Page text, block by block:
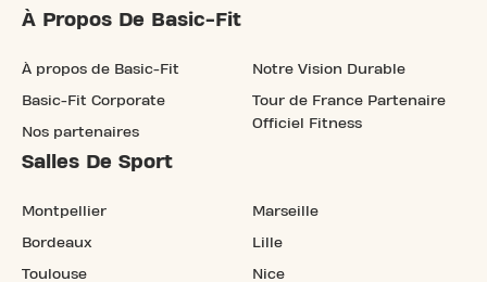
À Propos De Basic-Fit
À propos de Basic-Fit
Basic-Fit Corporate
Nos partenaires
Notre Vision Durable
Tour de France Partenaire
Officiel Fitness
Salles De Sport
Montpellier
Bordeaux
Toulouse
Marseille
Lille
Nice